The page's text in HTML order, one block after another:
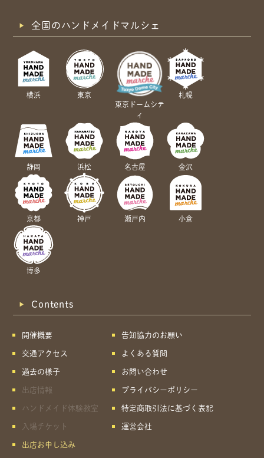
全国のハンドメイドマルシェ
横浜
東京
東京ドームシテ
ィ
札幌
静岡 浜松 名古屋 金沢
京都 神戸 瀬戸内 小倉
博多
Contents
開催概要
交通アクセス
過去の様子
出店情報
ハンドメイド体験教室
入場チケット
出店お申し込み
告知協力のお願い
よくある質問
お問い合わせ
プライバシーポリシー
特定商取引法に基づく表記
運営会社